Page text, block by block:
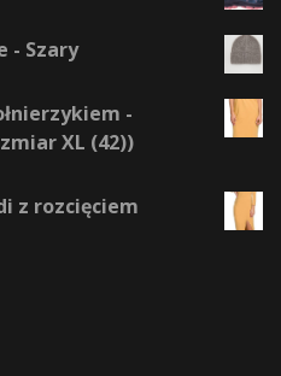
- Szary
-
XL (42))
z rozcięciem